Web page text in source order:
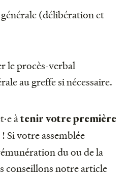
générale (délibération et
le procès-verbal
au greffe si nécessaire.
àtenir votre première
! Si votre assemblée
du ou de la
conseillons notre article